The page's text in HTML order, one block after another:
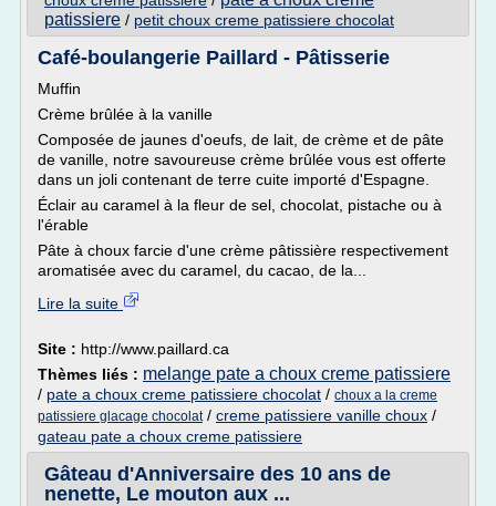
patissiere / petit choux creme patissiere chocolat
Café-boulangerie Paillard - Pâtisserie
Muffin
Crème brûlée à la vanille
Composée de jaunes d'oeufs, de lait, de crème et de pâte
de vanille, notre savoureuse crème brûlée vous est offerte
dans un joli contenant de terre cuite importé d'Espagne.
Éclair au caramel à la fleur de sel, chocolat, pistache ou à
l'érable
Pâte à choux farcie d'une crème pâtissière respectivement
aromatisée avec du caramel, du cacao, de la...
Lire la suite
Site : http://www.paillard.ca
Thèmes liés : melange pate a choux creme patissiere
/ pate a choux creme patissiere chocolat / choux a la creme
patissiere glacage chocolat/ creme patissiere vanille choux /
gateau pate a choux creme patissiere
Gâteau d'Anniversaire des 10 ans de
nenette, Le mouton aux ...